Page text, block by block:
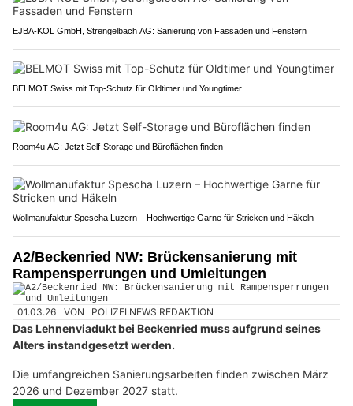
EJBA-KOL GmbH, Strengelbach AG: Sanierung von Fassaden und Fenstern
BELMOT Swiss mit Top-Schutz für Oldtimer und Youngtimer
Room4u AG: Jetzt Self-Storage und Büroflächen finden
Wollmanufaktur Spescha Luzern – Hochwertige Garne für Stricken und Häkeln
A2/Beckenried NW: Brückensanierung mit
Rampensperrungen und Umleitungen
01.03.26 VON POLIZEI.NEWS REDAKTION
Das Lehnenviadukt bei Beckenried muss aufgrund seines
Alters instandgesetzt werden.
Die umfangreichen Sanierungsarbeiten finden zwischen März
2026 und Dezember 2027 statt.